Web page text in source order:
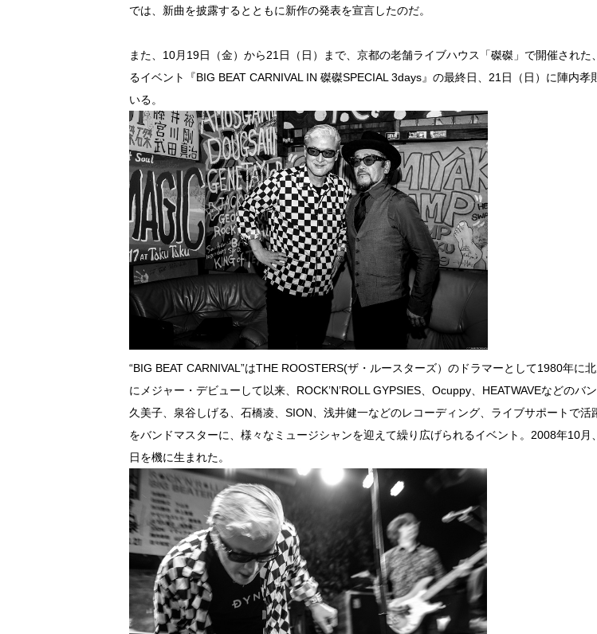
では、新曲を披露するとともに新作の発表を宣言したのだ。
また、10月19日（金）から21日（日）まで、京都の老舗ライブハウス「磔磔」で開催された
るイベント『BIG BEAT CARNIVAL IN 磔磔SPECIAL 3days』の最終日、21日（日）に陣内孝
いる。
“BIG BEAT CARNIVAL”はTHE ROOSTERS(ザ・ルースターズ）のドラマーとして1980年に
にメジャー・デビューして以来、ROCK’N’ROLL GYPSIES、Ocuppy、HEATWAVEなどのバ
久美子、泉谷しげる、石橋凌、SION、浅井健一などのレコーディング、ライブサポートで活
をバンドマスターに、様々なミュージシャンを迎えて繰り広げられるイベント。2008年10月
日を機に生まれた。